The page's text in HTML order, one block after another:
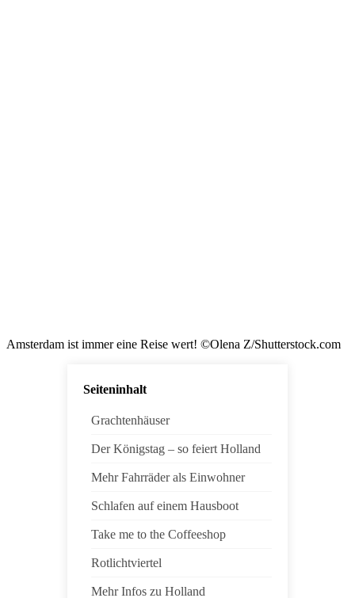
Amsterdam ist immer eine Reise wert! ©Olena Z/Shutterstock.com
Seiteninhalt
Grachtenhäuser
Der Königstag – so feiert Holland
Mehr Fahrräder als Einwohner
Schlafen auf einem Hausboot
Take me to the Coffeeshop
Rotlichtviertel
Mehr Infos zu Holland